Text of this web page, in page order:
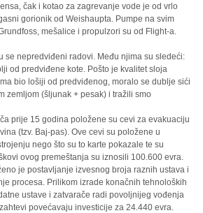
čak i kotao za zagrevanje vode je od vrlo
gorionik od Weishaupta. Pumpe na svim
mešalice i propulzori su od Flight-a.
se nepredviđeni radovi. Među njima su sledeći:
od predviđene kote. Pošto je kvalitet sloja
bio lošiji od predviđenog, moralo se dublje sići
zemljom (šljunak + pesak) i tražili smo
prije 15 godina položene su cevi za evakuaciju
(tzv. Baj-pas). Ove cevi su položene u
nego što su to karte pokazale te su
ovog premeštanja su iznosili 100.600 evra.
je postavljanje izvesnog broja raznih ustava i
procesa. Prilikom izrade konačnih tehnoloških
ustave i zatvarače radi povoljnijeg vođenja
povećavaju investicije za 24.440 evra.